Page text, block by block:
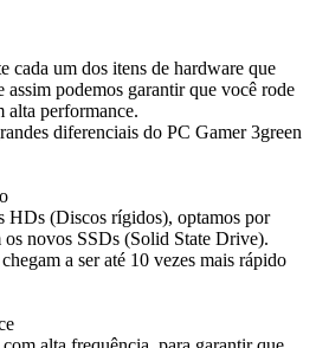
cada um dos itens de hardware que
assim podemos garantir que você rode
alta performance.
diferenciais do PC Gamer 3green
HDs (Discos rígidos), optamos por
os novos SSDs (Solid State Drive).
a ser até 10 vezes mais rápido